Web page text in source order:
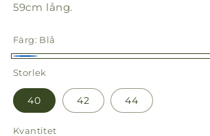
59cm lång.
Färg: Blå
Storlek
40 42 44
Kvantitet
Kvantitet